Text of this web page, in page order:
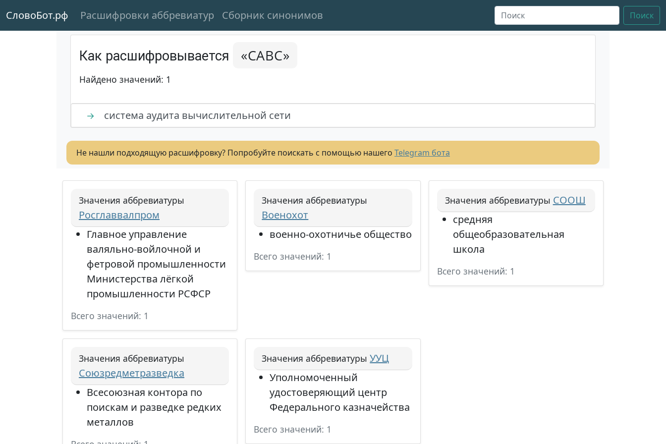
СловоБот.рф Расшифровки аббревиатур Сборник синонимов Поиск
Как расшифровывается «САВС»
Найдено значений: 1
→ система аудита вычислительной сети
Не нашли подходящую расшифровку? Попробуйте поискать с помощью нашего Telegram бота
Значения аббревиатуры
Росглаввалпром
Главное управление
валяльно-войлочной и
фетровой промышленности
Министерства лёгкой
промышленности РСФСР
Всего значений: 1
Значения аббревиатуры
Военохот
военно-охотничье общество
Всего значений: 1
Значения аббревиатуры СООШ
средняя
общеобразовательная
школа
Всего значений: 1
Значения аббревиатуры
Союзредметразведка
Всесоюзная контора по
поискам и разведке редких
металлов
Значения аббревиатуры УУЦ
Уполномоченный
удостоверяющий центр
Федерального казначейства
Всего значений: 1